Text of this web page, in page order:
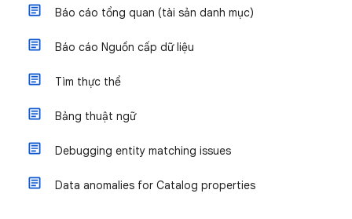
Báo cáo tổng quan (tài sản danh mục)
Báo cáo Nguồn cấp dữ liệu
Tìm thực thể
Bảng thuật ngữ
Debugging entity matching issues
Data anomalies for Catalog properties